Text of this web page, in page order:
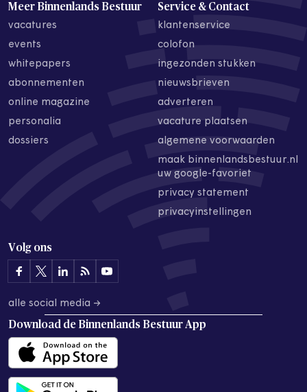
Meer Binnenlands Bestuur
vacatures
events
whitepapers
abonnementen
online magazine
personalia
dossiers
Service & Contact
klantenservice
colofon
ingezonden stukken
nieuwsbrieven
adverteren
vacature plaatsen
algemene voorwaarden
maak binnenlandsbestuur.nl
uw google-favoriet
privacy statement
privacyinstellingen
Volg ons
alle social media →
Download de Binnenlands Bestuur App